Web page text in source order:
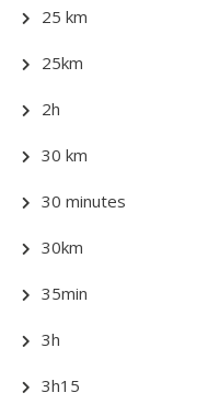
25 km
25km
2h
30 km
30 minutes
30km
35min
3h
3h15